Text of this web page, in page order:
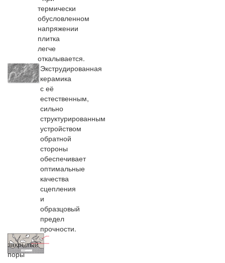
термически
обусловленном
напряжении
плитка
легче
откалывается.
Экструдированная
керамика
с её
естественным,
сильно
структурированным
устройством
обратной
стороны
обеспечивает
оптимальные
качества
сцепления
и
образцовый
предел
прочности.
закрытый
поры